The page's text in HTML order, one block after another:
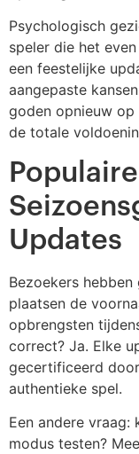
Psychologisch
speler die het
een feestelijke
aangepaste
goden opnieuw
de totale
Updates
Bezoekers
plaatsen de
opbrengsten
correct? Ja. Elke
gecertificeerd
authentieke spel.
Een andere
modus testen?